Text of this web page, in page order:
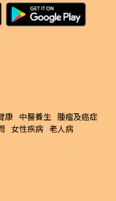
康 中醫養生 腫瘤及癌症
女性疾病 老人病